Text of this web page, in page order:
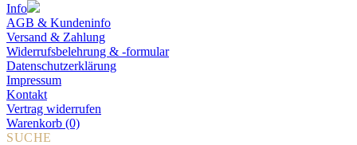
Info
AGB & Kundeninfo
Versand & Zahlung
Widerrufsbelehrung & -formular
Datenschutzerklärung
Impressum
Kontakt
Vertrag widerrufen
Warenkorb (0)
SUCHE